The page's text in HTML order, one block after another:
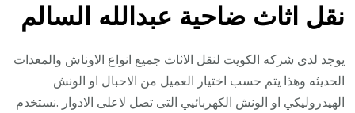
نقل اثاث ضاحية عبدالله السالم
يوجد لدى شركه الكويت لنقل الاثاث جميع انواع الاوناش والمعدات
الحديثه وهذا يتم حسب اختيار العميل من الاحبال او الونش
الهيدروليكي او الونش الكهربائيي التى تصل لاعلى الادوار .نستخدم